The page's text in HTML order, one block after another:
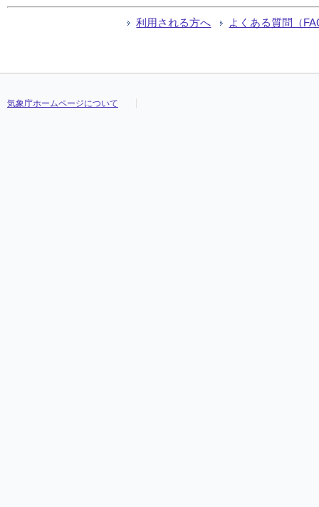
利用される方へ よくある質問（
気象庁ホームページについて